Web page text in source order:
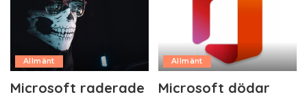
Allmänt
Microsoft raderade
Allmänt
Microsoft dödar